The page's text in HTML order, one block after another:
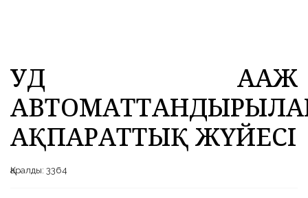
УД ААЖ
АҚПАРАТТЫҚ ЖҮЙЕСІ
Қаралды: 3364
97